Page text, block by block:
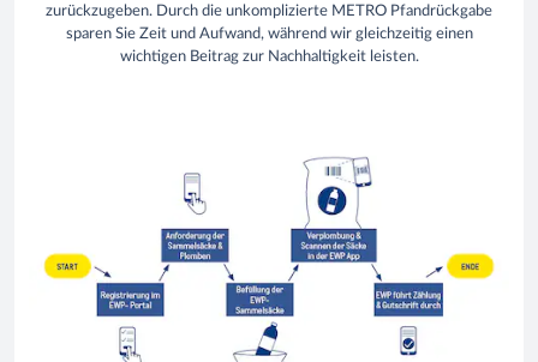
zurückzugeben. Durch die unkomplizierte METRO Pfandrückgabe
sparen Sie Zeit und Aufwand, während wir gleichzeitig einen
wichtigen Beitrag zur Nachhaltigkeit leisten.